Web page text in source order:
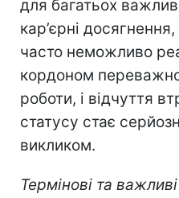
для багатьох
кар’єрні
часто неможливо
кордоном
роботи, і відчуття
статусу стає
викликом.
Термінові та